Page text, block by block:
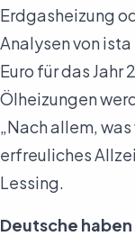
Erdgasheizung
Analysen von
Euro für das Jahr
Ölheizungen
„Nach allem,
erfreuliches
Lessing.
Deutsche